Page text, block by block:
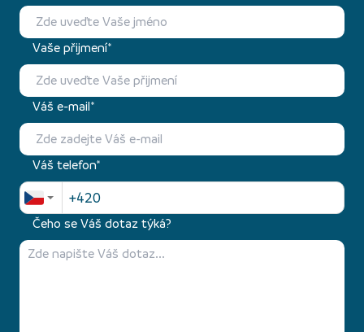
Vaše přijmení*
Váš e-mail*
Váš telefon*
Čeho se Váš dotaz týká?